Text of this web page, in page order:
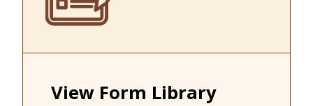
View Form Library